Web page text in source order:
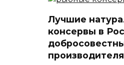
Лучшие
консервы в